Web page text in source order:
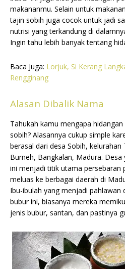
makananmu. Selain untuk
tajin sobih juga cocok untuk jadi
nutrisi yang terkandung di
Ingin tahu lebih banyak tentang
Baca Juga: Lorjuk, Si Kerang
Rengginang
Alasan Dibalik Nama
Tahukah kamu mengapa
sobih? Alasannya cukup simple
berasal dari desa Sobih,
Burneh, Bangkalan, Madura.
ini menjadi titik utama persebaran
meluas ke berbagai daerah di
Ibu-ibulah yang menjadi pahlawan
bubur ini, biasanya mereka
jenis bubur, santan, dan pastinya